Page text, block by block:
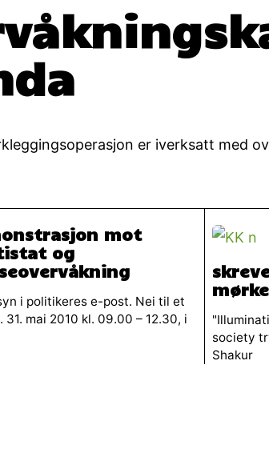
er iverksatt med
mot
og
i politikeres e-post. Nei til et
mai 2010 kl. 09.00 – 12.30, i
society
Shakur